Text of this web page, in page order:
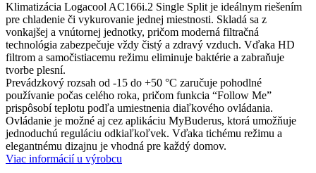
Klimatizácia Logacool AC166i.2 Single Split je ideálnym riešením
pre chladenie či vykurovanie jednej miestnosti. Skladá sa z
vonkajšej a vnútornej jednotky, pričom moderná filtračná
technológia zabezpečuje vždy čistý a zdravý vzduch. Vďaka HD
filtrom a samočistiacemu režimu eliminuje baktérie a zabraňuje
tvorbe plesní.
Prevádzkový rozsah od -15 do +50 °C zaručuje pohodlné
používanie počas celého roka, pričom funkcia “Follow Me”
prispôsobí teplotu podľa umiestnenia diaľkového ovládania.
Ovládanie je možné aj cez aplikáciu MyBuderus, ktorá umožňuje
jednoduchú reguláciu odkiaľkoľvek. Vďaka tichému režimu a
elegantnému dizajnu je vhodná pre každý domov.
Viac informácií u výrobcu